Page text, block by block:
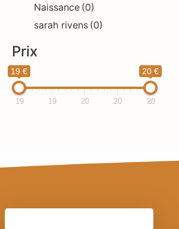
Naissance (0)
sarah rivens (0)
Prix
19 € 20 €
19 19 20 20 20